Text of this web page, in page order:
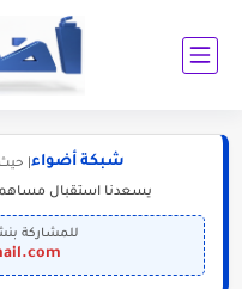
شبكة أضواء |
يسعدنا استقبال
للمشاركة